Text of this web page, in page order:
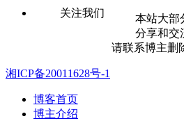
关注我们
本站大部
分享和交
请联系博主删
湘ICP备20011628号-1
博客首页
博主介绍